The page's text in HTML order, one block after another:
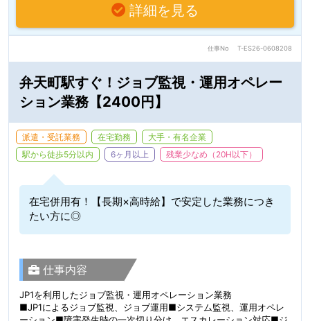
詳細を見る
仕事No T-ES26-0608208
弁天町駅すぐ！ジョブ監視・運用オペレー
ション業務【2400円】
派遣・受託業務 在宅勤務
大手・有名企業
駅から徒歩5分以内
6ヶ月以上 残業少なめ（20H以下）
在宅併用有！【長期×高時給】で安定した業務につき
たい方に◎
仕事内容
JP1を利用したジョブ監視・運用オペレーション業務
■JP1によるジョブ監視、ジョブ運用■システム監視、運用オペレ